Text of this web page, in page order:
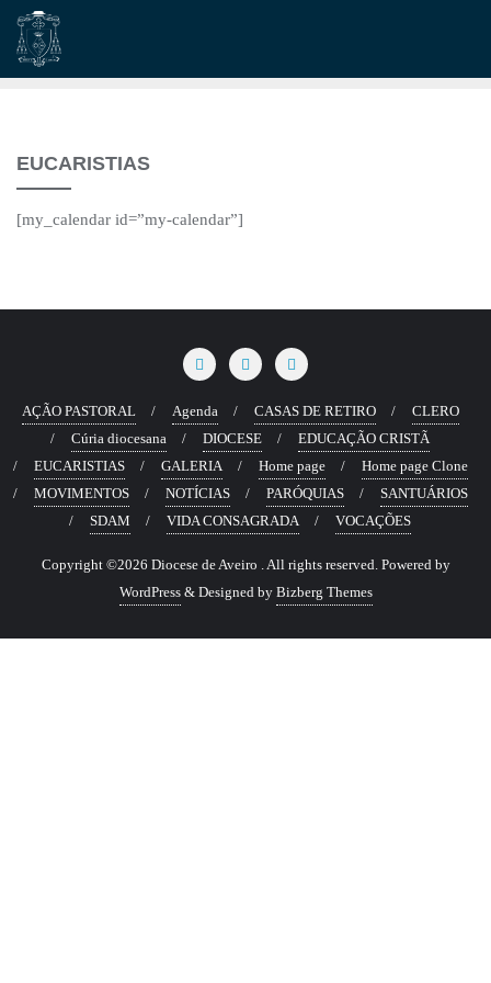
Skip
content
EUCARISTIAS
[my_calendar id=”my-calendar”]
AÇÃO PASTORAL Agenda CASAS DE RETIRO
CLERO
Cúria diocesana
DIOCESE
EDUCAÇÃO CRISTÃ
EUCARISTIAS
GALERIA Home page
Home page Clone
MOVIMENTOS
NOTÍCIAS PARÓQUIAS
SANTUÁRIOS
SDAM
VIDA CONSAGRADA VOCAÇÕES
Copyright ©2026 Diocese de Aveiro . All rights reserved. Powered by
WordPress & Designed by Bizberg Themes